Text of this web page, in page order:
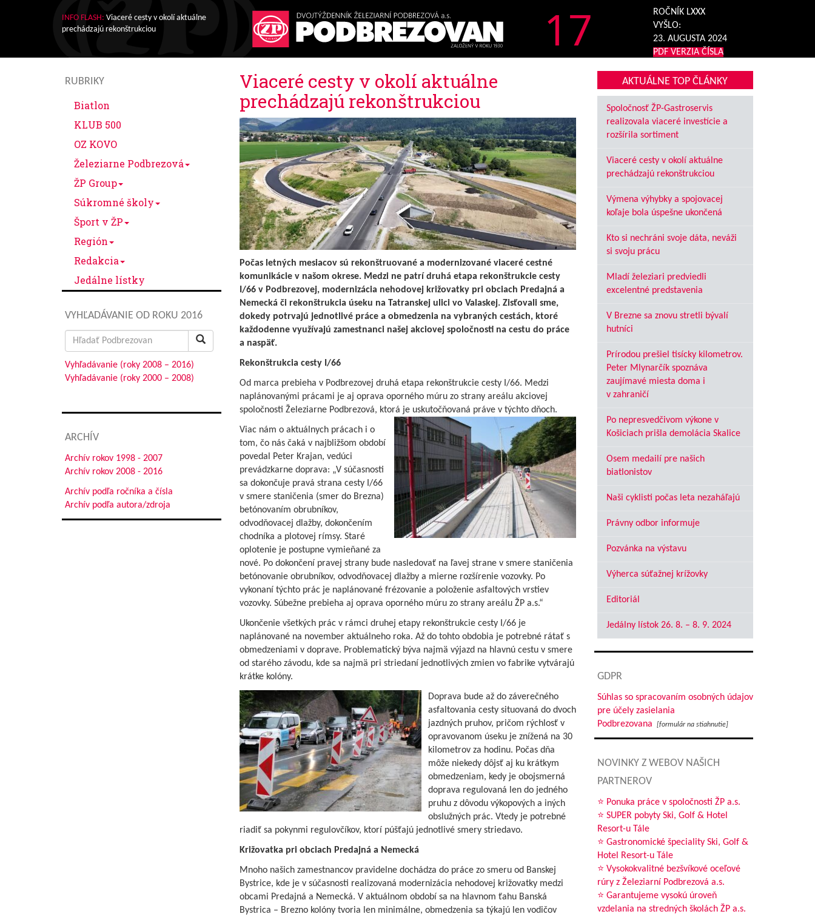
INFO FLASH: Viaceré cesty v okolí aktuálne
prechádzajú rekonštrukciou
17
ROČNÍK LXXX
VYŠLO:
23. AUGUSTA 2024
PDF VERZIA ČÍSLA
RUBRIKY
Biatlon
KLUB 500
OZ KOVO
Železiarne Podbrezová
ŽP Group
Súkromné školy
Šport v ŽP
Región
Redakcia
Jedálne lístky
VYHĽADÁVANIE OD ROKU 2016
Search
for:
Vyhľadávanie (roky 2008 – 2016)
Vyhľadávanie (roky 2000 – 2008)
ARCHÍV
Archív rokov 1998 - 2007
Archív rokov 2008 - 2016
Archív podľa ročníka a čísla
Archív podľa autora/zdroja
Viaceré cesty v okolí aktuálne
prechádzajú rekonštrukciou
Počas letných mesiacov sú rekonštruované a modernizované viaceré cestné
komunikácie v našom okrese. Medzi ne patrí druhá etapa rekonštrukcie cesty
I/66 v Podbrezovej, modernizácia nehodovej križovatky pri obciach Predajná a
Nemecká či rekonštrukcia úseku na Tatranskej ulici vo Valaskej. Zisťovali sme,
dokedy potrvajú jednotlivé práce a obmedzenia na vybraných cestách, ktoré
každodenne využívajú zamestnanci našej akciovej spoločnosti na cestu do práce
a naspäť.
Rekonštrukcia cesty I/66
Od marca prebieha v Podbrezovej druhá etapa rekonštrukcie cesty I/66. Medzi
naplánovanými prácami je aj oprava oporného múru zo strany areálu akciovej
spoločnosti Železiarne Podbrezová, ktorá je uskutočňovaná práve v týchto dňoch.
Viac nám o aktuálnych prácach i o
tom, čo nás čaká v najbližšom období
povedal Peter Krajan, vedúci
prevádzkarne doprava: „V súčasnosti
sa dokončuje pravá strana cesty I/66
v smere staničenia (smer do Brezna)
betónovaním obrubníkov,
odvodňovacej dlažby, dokončením
chodníka a plotovej rímsy. Staré
oplotenie je postupne vymieňané za
nové. Po dokončení pravej strany bude nasledovať na ľavej strane v smere staničenia
betónovanie obrubníkov, odvodňovacej dlažby a mierne rozšírenie vozovky. Po
vykonaní týchto prác je naplánované frézovanie a položenie asfaltových vrstiev
vozovky. Súbežne prebieha aj oprava oporného múru zo strany areálu ŽP a.s.“
Ukončenie všetkých prác v rámci druhej etapy rekonštrukcie cesty I/66 je
naplánované na november aktuálneho roka. Až do tohto obdobia je potrebné rátať s
obmedzeniami v doprave. Problematický býva najmä výjazd na hlavnú cestu v smere
od starého závodu, kde sa najmä pri striedaní jednotlivých zmien vo fabrike vytvárajú
krátke kolóny.
Doprava bude až do záverečného
asfaltovania cesty situovaná do dvoch
jazdných pruhov, pričom rýchlosť v
opravovanom úseku je znížená na 30
kilometrov za hodinu. Počas dňa
môže niekedy dôjsť aj ku krátkym
obmedzeniam, kedy je obojsmerná
doprava regulovaná len do jedného
pruhu z dôvodu výkopových a iných
obslužných prác. Vtedy je potrebné
riadiť sa pokynmi regulovčíkov, ktorí púšťajú jednotlivé smery striedavo.
Križovatka pri obciach Predajná a Nemecká
Mnoho našich zamestnancov pravidelne dochádza do práce zo smeru od Banskej
Bystrice, kde je v súčasnosti realizovaná modernizácia nehodovej križovatky medzi
obcami Predajná a Nemecká. V aktuálnom období sa na hlavnom ťahu Banská
Bystrica – Brezno kolóny tvoria len minimálne, obmedzenia sa týkajú len vodičov
AKTUÁLNE TOP ČLÁNKY
Spoločnosť ŽP-Gastroservis
realizovala viaceré investície a
rozšírila sortiment
Viaceré cesty v okolí aktuálne
prechádzajú rekonštrukciou
Výmena výhybky a spojovacej
koľaje bola úspešne ukončená
Kto si nechráni svoje dáta, neváži
si svoju prácu
Mladí železiari predviedli
excelentné predstavenia
V Brezne sa znovu stretli bývalí
hutníci
Prírodou prešiel tisícky kilometrov.
Peter Mlynarčík spoznáva
zaujímavé miesta doma i
v zahraničí
Po nepresvedčivom výkone v
Košiciach prišla demolácia Skalice
Osem medailí pre našich
biatlonistov
Naši cyklisti počas leta nezaháľajú
Právny odbor informuje
Pozvánka na výstavu
Výherca súťažnej krížovky
Editoriál
Jedálny lístok 26. 8. – 8. 9. 2024
GDPR
Súhlas so spracovaním osobných údajov
pre účely zasielania
Podbrezovana
[formulár na stiahnutie]
NOVINKY Z WEBOV NAŠICH
PARTNEROV
⭐ Ponuka práce v spoločnosti ŽP a.s.
⭐ SUPER pobyty Ski, Golf & Hotel
Resort-u Tále
⭐ Gastronomické špeciality Ski, Golf &
Hotel Resort-u Tále
⭐ Vysokokvalitné bezšvíkové oceľové
rúry z Železiarní Podbrezová a.s.
⭐ Garantujeme vysokú úroveň
vzdelania na stredných školách ŽP a.s.